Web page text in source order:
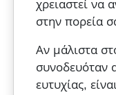
χρειαστεί να
στην πορεία
Αν μάλιστα
συνοδευόταν
ευτυχίας,